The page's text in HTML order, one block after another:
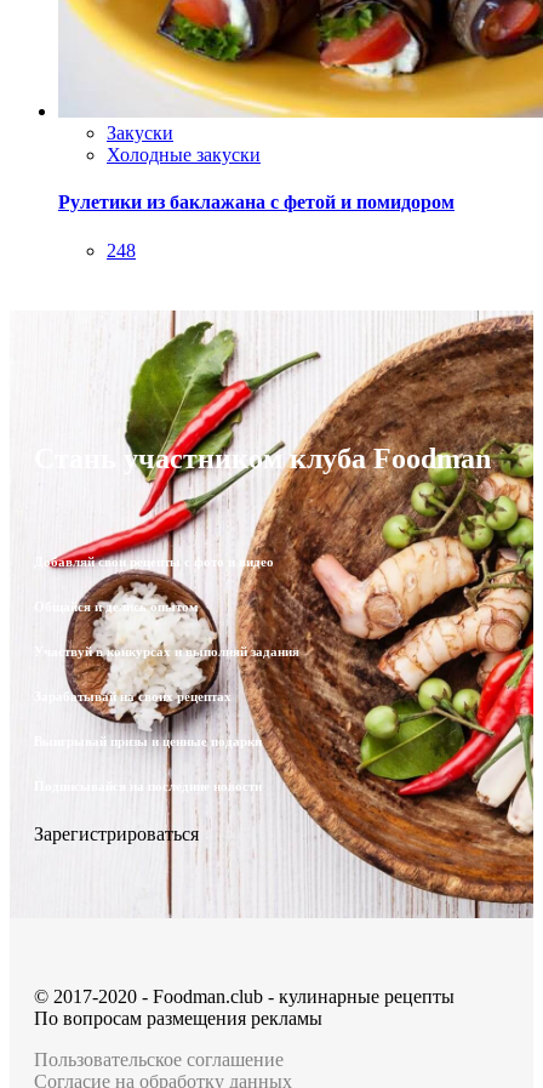
Закуски
Холодные закуски
Рулетики из баклажана с фетой и помидором
248
Стань участником клуба Foodman
Добавляй свои рецепты с фото и видео
Общайся и делись опытом
Участвуй в конкурсах и выполняй задания
Зарабатывай на своих рецептах
Выигрывай призы и ценные подарки
Подписывайся на последние новости
Зарегистрироваться
© 2017-2020 - Foodman.club - кулинарные рецепты
По вопросам размещения рекламы
Пользовательское соглашение
Согласие на обработку данных